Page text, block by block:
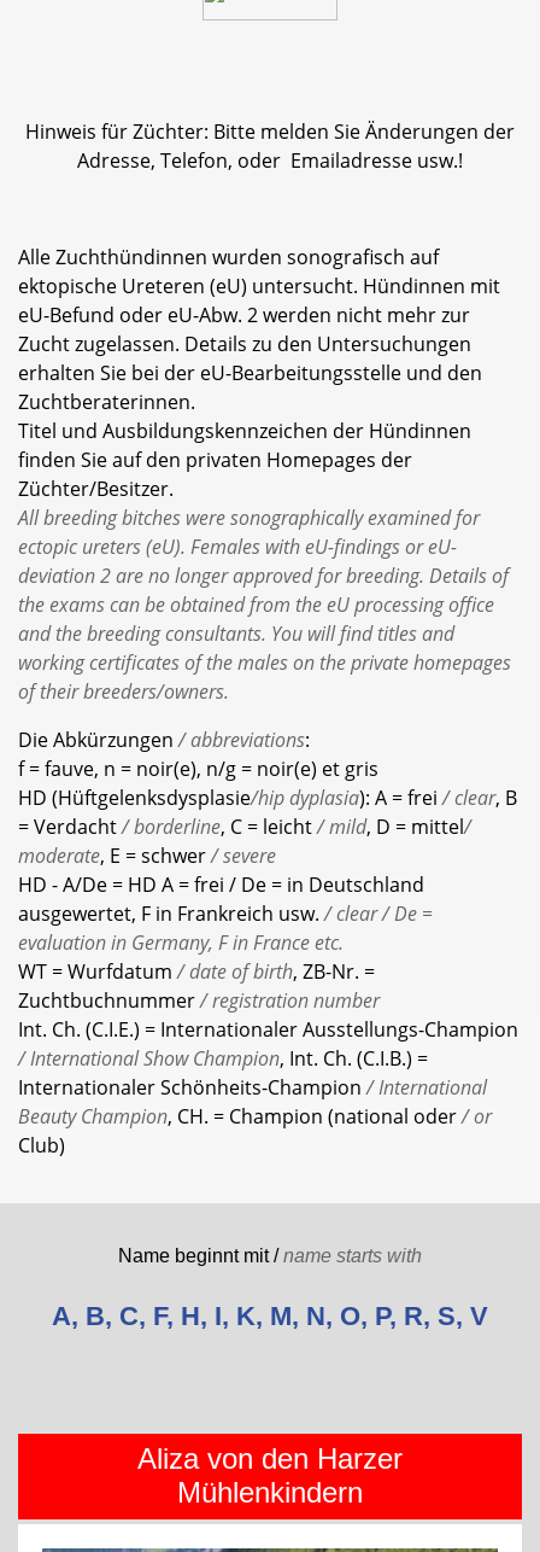
Hinweis für Züchter: Bitte melden Sie Änderungen der
Adresse, Telefon, oder Emailadresse usw.!
Alle Zuchthündinnen wurden sonografisch auf
ektopische Ureteren (eU) untersucht. Hündinnen mit
eU-Befund oder eU-Abw. 2 werden nicht mehr zur
Zucht zugelassen. Details zu den Untersuchungen
erhalten Sie bei der eU-Bearbeitungsstelle und den
Zuchtberaterinnen.
Titel und Ausbildungskennzeichen der Hündinnen
finden Sie auf den privaten Homepages der
Züchter/Besitzer.
All breeding bitches were sonographically examined for
ectopic ureters (eU). Females with eU-findings or eU-
deviation 2 are no longer approved for breeding. Details of
the exams can be obtained from the eU processing office
and the breeding consultants. You will find titles and
working certificates of the males on the private homepages
of their breeders/owners.
Die Abkürzungen/ abbreviations:
f = fauve, n = noir(e), n/g = noir(e) et gris
HD (Hüftgelenksdysplasie/hip dyplasia): A = frei/ clear, B
= Verdacht/ borderline, C = leicht/ mild, D = mittel/
moderate, E = schwer/ severe
HD - A/De = HD A = frei / De = in Deutschland
ausgewertet, F in Frankreich usw./ clear / De =
evaluation in Germany, F in France etc.
WT = Wurfdatum/ date of birth, ZB-Nr. =
Zuchtbuchnummer/ registration number
Int. Ch. (C.I.E.) = Internationaler Ausstellungs-Champion
/ International Show Champion, Int. Ch. (C.I.B.) =
Internationaler Schönheits-Champion/ International
Beauty Champion, CH. = Champion (national oder/ or
Club)
Name beginnt mit /name starts with
A, B, C, F, H, I, K, M, N, O, P, R, S, V
Aliza von den Harzer
Mühlenkindern